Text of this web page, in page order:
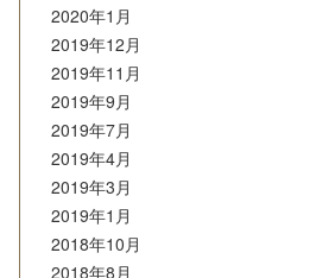
2020年1月
2019年12月
2019年11月
2019年9月
2019年7月
2019年4月
2019年3月
2019年1月
2018年10月
2018年8月